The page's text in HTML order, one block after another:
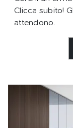
Clicca subito!
attendono.